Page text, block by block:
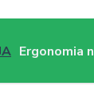
Ergonomia